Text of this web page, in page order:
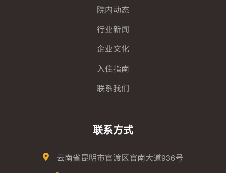
院内动态
行业新闻
企业文化
入住指南
联系我们
联系方式
云南省昆明市官渡区官南大道936号